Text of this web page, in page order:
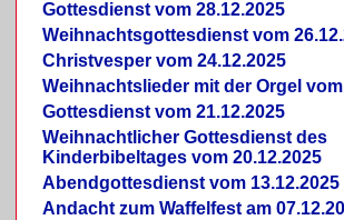
Gottesdienst vom 28.12.2025
Weihnachtsgottesdienst vom
Christvesper vom 24.12.2025
Weihnachtslieder mit der Orgel vom
Gottesdienst vom 21.12.2025
Weihnachtlicher Gottesdienst des
Kinderbibeltages vom 20.12.2025
Abendgottesdienst vom 13.12.2025
Andacht zum Waffelfest am